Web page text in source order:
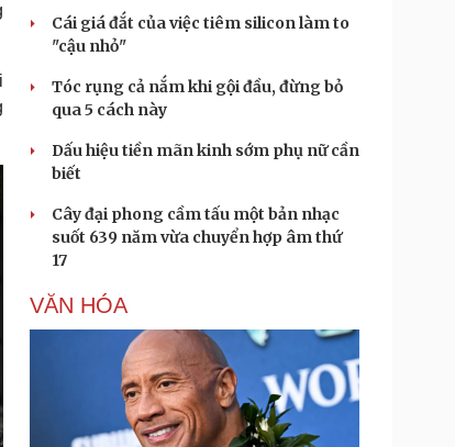
Cửa sổ tình yêu
Kể chuyện cho bé
Cái giá đắt của việc tiêm silicon làm to
"cậu nhỏ"
Tóc rụng cả nắm khi gội đầu, đừng bỏ
qua 5 cách này
Dấu hiệu tiền mãn kinh sớm phụ nữ cần
biết
Cây đại phong cầm tấu một bản nhạc
suốt 639 năm vừa chuyển hợp âm thứ
17
VĂN HÓA